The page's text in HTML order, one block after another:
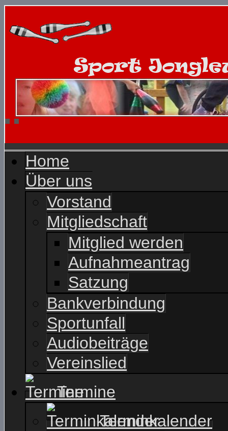
Home
Über uns
Vorstand
Mitgliedschaft
Mitglied werden
Aufnahmeantrag
Satzung
Bankverbindung
Sportunfall
Audiobeiträge
Vereinslied
Termine
Terminkalender